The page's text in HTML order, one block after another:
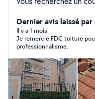
de toiture Réparation de fuites Rénovation de toiture
Nettoyage et démoussage Pose et
Velux Zinguerie
Toitures en tuiles,ardoises et
Décennal *Devis gratuit *Intervention rapide *Travail
soigné *Prix compétitifs Nous intervenons auprès des
particuliers et des
travail de qualité et durable.
Dernier avis laissé
Il y a 1 mois
Je remercie FDC toiture
professionnalisme.